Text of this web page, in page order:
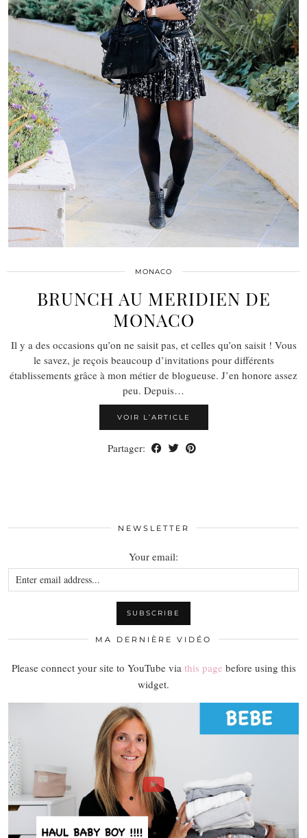
MONACO
BRUNCH AU MERIDIEN DE
MONACO
Il y a des occasions qu’on ne saisit pas, et celles qu’on saisit ! Vous
le savez, je reçois beaucoup d’invitations pour différents
établissements grâce à mon métier de blogueuse. J’en honore assez
peu. Depuis…
VOIR L’ARTICLE
Partager:
NEWSLETTER
Your email:
MA DERNIÈRE VIDÉO
Please connect your site to YouTube via this page before using this
widget.